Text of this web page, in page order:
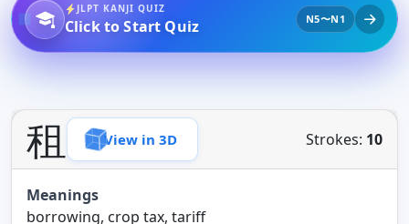
JLPT KANJI QUIZ
Click to Start Quiz N5〜N1
租 View in 3D Strokes: 10
Meanings
borrowing, crop tax, tariff